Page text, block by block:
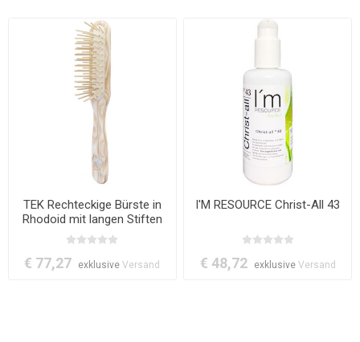
TEK Rechteckige Bürste in
Rhodoid mit langen Stiften
€ 77,27 exklusiveVersand
I'M RESOURCE Christ-All 43
€ 48,72 exklusive Versand